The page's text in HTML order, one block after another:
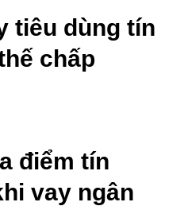
tiêu dùng tín
chấp
điểm tín
vay ngân